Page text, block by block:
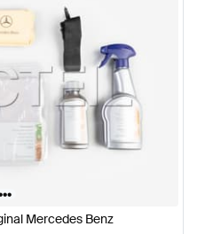
••
Mercedes Benz